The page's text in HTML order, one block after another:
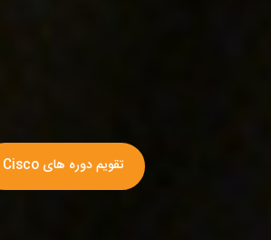
تقویم دوره های Cisco